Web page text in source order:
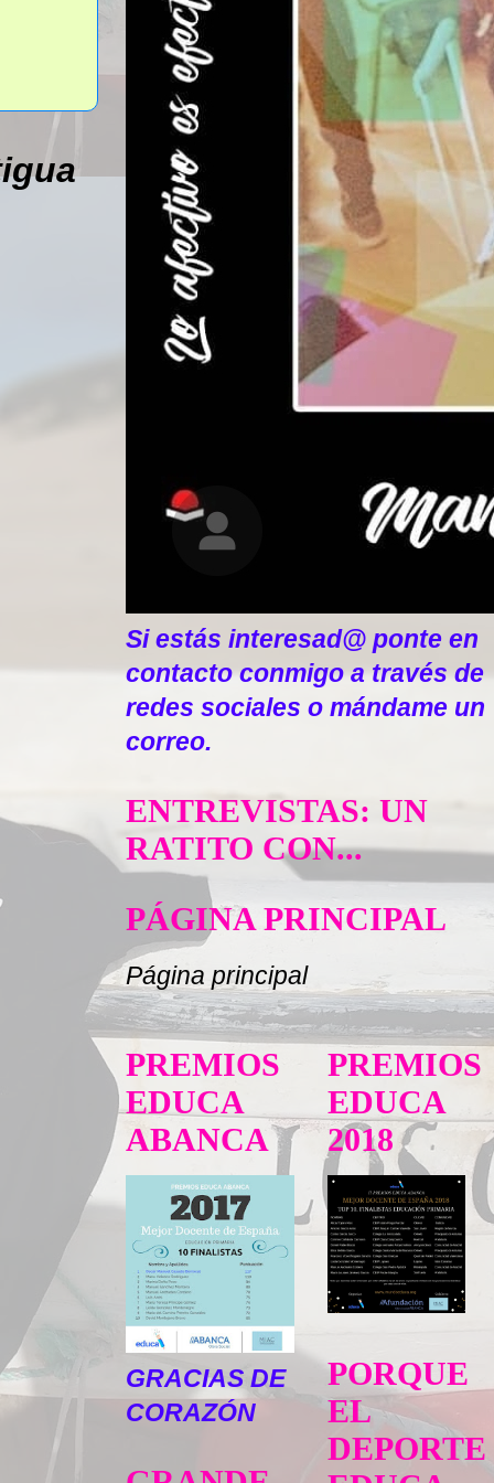
Si estás interesad@ ponte en
contacto conmigo a través de
redes sociales o mándame un
correo.
ENTREVISTAS: UN
RATITO CON...
PÁGINA PRINCIPAL
Página principal
PREMIOS
EDUCA
ABANCA
GRACIAS DE
CORAZÓN
PREMIOS
EDUCA
2018
PORQUE
EL
DEPORTE